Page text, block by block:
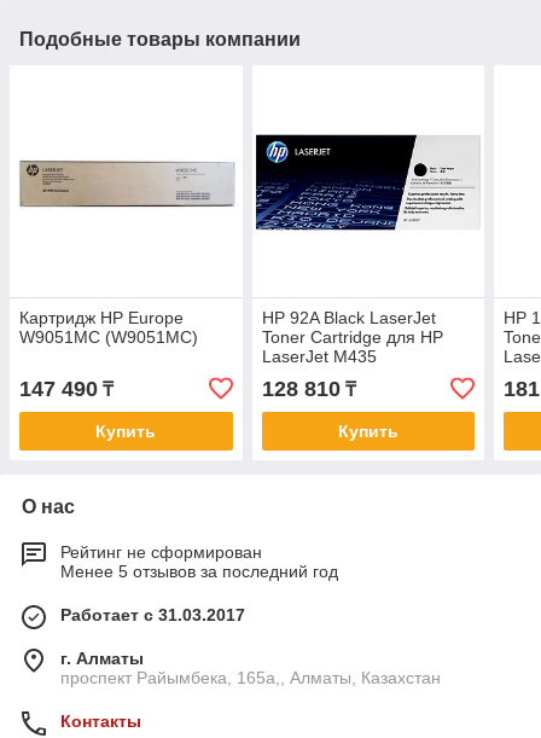
Подобные товары компании
Картридж HP Europe
W9051MC (W9051MC)
147 490 ₸
Купить
HP 92A Black LaserJet
Toner Cartridge для HP
LaserJet M435
128 810₸
Купить
HP
О нас
Рейтинг не сформирован
Менее 5 отзывов за последний год
Работает с 31.03.2017
г. Алматы
проспект Райымбека, 165а,, Алматы, Казахстан
Контакты